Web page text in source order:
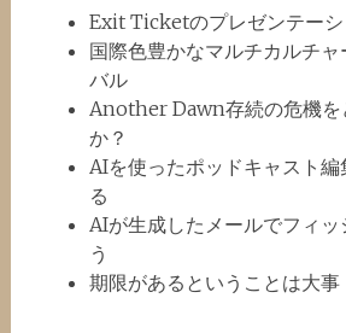
Exit Ticketのプレゼンテーシ
国際色豊かなマルチカルチャ
バル
Another Dawn存続の危機を
か？
AIを使ったポッドキャスト編
る
AIが生成したメールでフィッ
う
期限があるということは大事